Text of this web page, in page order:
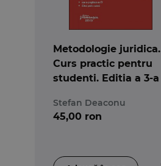
Metodologie juridica.
Curs practic pentru
studenti. Editia a 3-a
Stefan Deaconu
45,00 ron